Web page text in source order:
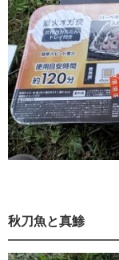
秋刀魚と真鯵